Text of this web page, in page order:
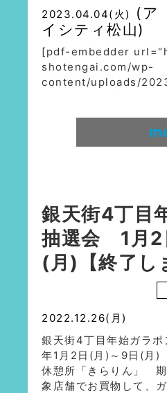
2023.04.04(火)
(ア
イシティ松山)
[pdf-embedder
shotengai.com/wp-
content/uploads/
銀天街4丁目
抽選会 1月2
(月)【終了し
2022.12.26(月)
銀天街4丁目年始ガラ
年1月2日(月)～9日(月)
休憩所「きらりん」
象店舗でお買物して、